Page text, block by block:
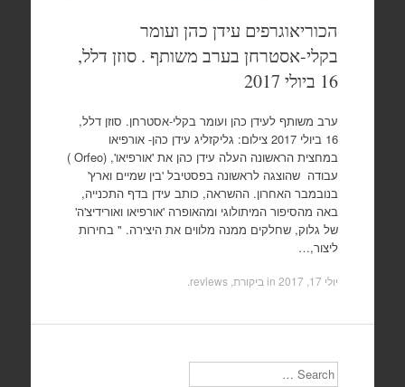
הכוריאוגרפים עידן כהן ועומר
בקלי-אסטרחן בערב משותף . סוזן דלל,
16 ביולי 2017
ערב משותף לעידן כהן ועומר בקלי-אסטרחן. סוזן דלל,
16 ביולי 2017 צילום: גליקזליג עידן כהן- אורפיאו
במחצית הראשונה העלה עידן כהן את 'אורפיאו', (Orfeo )
עבודה שהוצגה לראשונה בפסטיבל 'בין שמיים וארץ'
בנובמבר האחרון. ההשראה, כותב עידן בדף התכנייה,
באה מהסיפור המיתולוגי ומהאופרה 'אורפיאו ואורידיצ'ה'
של גלוק, שחלקים ממנה מלווים את היצירה. " בחירות
ליצור,…
יולי 17, 2017 in ביקורת, reviews
Search